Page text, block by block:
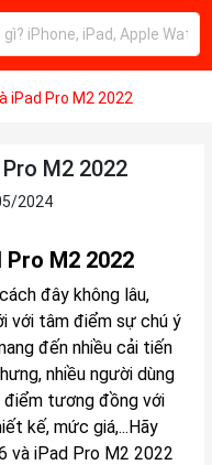
iPad Pro M2 2022
M2 2022
2024
Pro M2 2022
đây không lâu,
với tâm điểm sự chú ý
đến nhiều cải tiến
nhiều người dùng
điểm tương đồng với
kế, mức giá,...Hãy
và iPad Pro M2 2022